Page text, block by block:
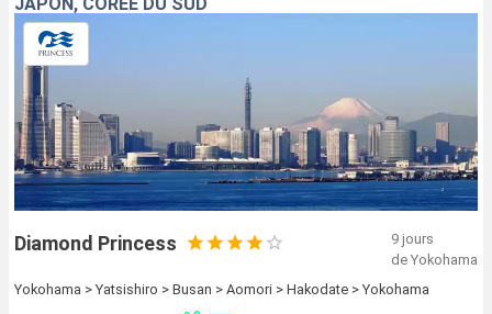
Diamond Princess
9 jours
de Yokohama
Yokohama > Yatsishiro > Busan > Aomori > Hakodate > Yokohama